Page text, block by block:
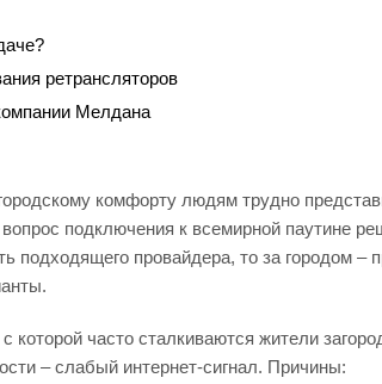
ретрансляторов
Мелдана
комфорту людям трудно
подключения к всемирной паутине
подходящего провайдера, то за городом –
которой часто сталкиваются жители
– слабый интернет-сигнал. Причины: